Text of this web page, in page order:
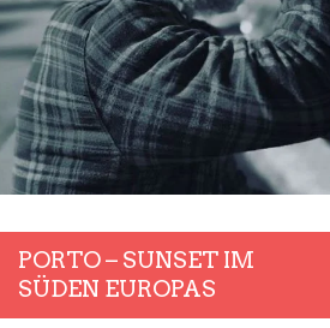
PORTO – SUNSET IM
SÜDEN EUROPAS